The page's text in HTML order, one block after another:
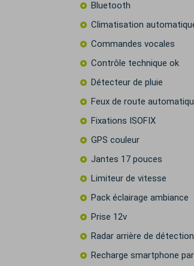
Bluetooth
Climatisation
Commandes vocales
Contrôle technique ok
Détecteur de pluie
Feux de route
Fixations ISOFIX
GPS couleur
Jantes 17 pouces
Limiteur de vitesse
Pack éclairage ambiance
Prise 12v
Radar arrière de
Recharge smartphone